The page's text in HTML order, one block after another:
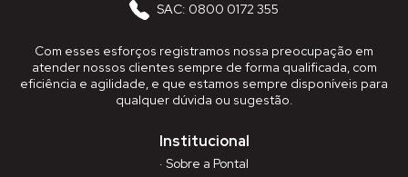
SAC: 0800 0172 355
Com esses esforços registramos nossa preocupação em
atender nossos clientes sempre de forma qualificada, com
eficiência e agilidade, e que estamos sempre disponíveis para
qualquer dúvida ou sugestão.
Institucional
· Sobre a Pontal